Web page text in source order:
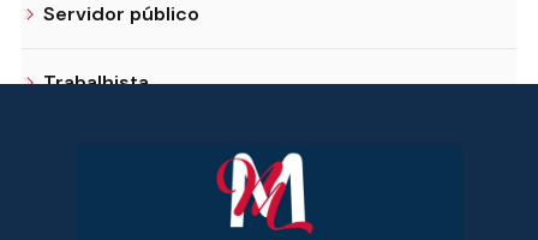
Servidor público
Trabalhista